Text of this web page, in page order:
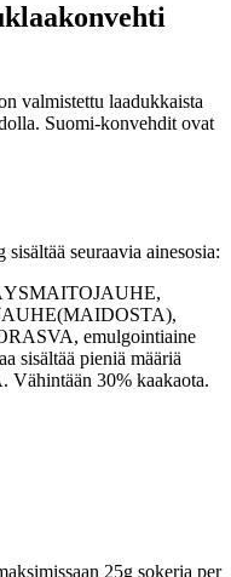
valmistettu laadukkaista
Suomi-konvehdit ovat
seuraavia ainesosia:
emulgointiaine
sisältää pieniä määriä
30% kaakaota.
25g sokeria per